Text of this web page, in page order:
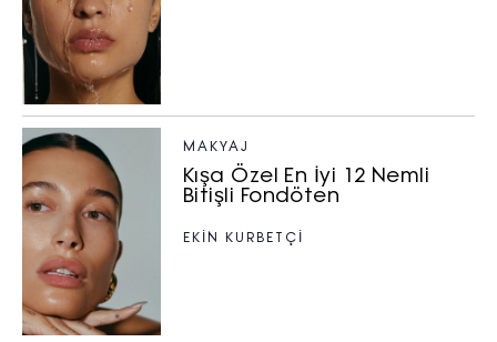
elektronik ileti gönderiminin e-posta
yoluyla tarafıma yapılmasına onay
ve bu kapsamda/ amaçla ad/
soyad ve e-posta adresi verilerimin
işlenmesine açık rıza veriyorum.
KAYDET KAPAT
MAKYAJ
Kışa Özel En İyi 12 Nemli
Bitişli Fondöten
EKİN KURBETÇİ